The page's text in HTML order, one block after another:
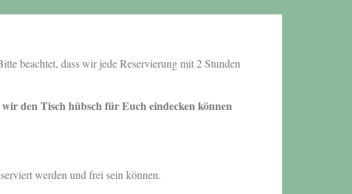
beachtet, dass wir jede Reservierung mit 2 Stunden
den Tisch hübsch für Euch eindecken können
werden und frei sein können.